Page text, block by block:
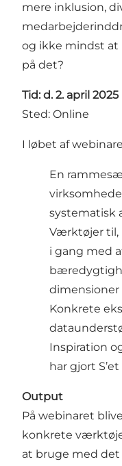
mere inklusion,
og ikke mindst at
på det?
Tid: d. 2. april 2025
Sted: Online
I løbet af
En
systematisk
Værktøjer til,
i gang med
dimensioner
Konkrete
Inspiration
har gjort
Output
På webinaret
konkrete
at bruge med det